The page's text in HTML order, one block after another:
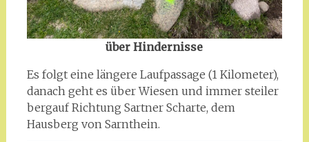
über Hindernisse
Es folgt eine längere Laufpassage (1 Kilometer),
danach geht es über Wiesen und immer steiler
bergauf Richtung Sartner Scharte, dem
Hausberg von Sarnthein.